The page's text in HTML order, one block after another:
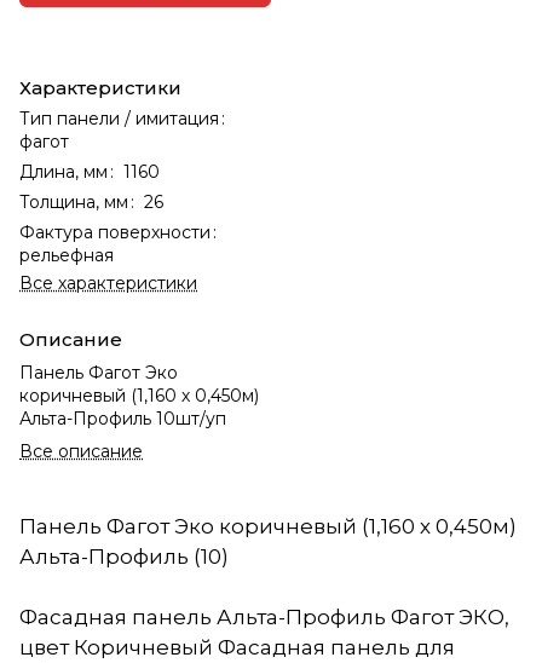
Характеристики
Тип панели / имитация :
фагот
Длина, мм : 1160
Толщина, мм : 26
Фактура поверхности :
рельефная
Все характеристики
Описание
Панель Фагот Эко
коричневый (1,160 х 0,450м)
Альта-Профиль 10шт/уп
Все описание
Панель Фагот Эко коричневый (1,160 х 0,450м)
Альта-Профиль (10)
Фасадная панель Альта-Профиль Фагот ЭКО,
цвет Коричневый Фасадная панель для